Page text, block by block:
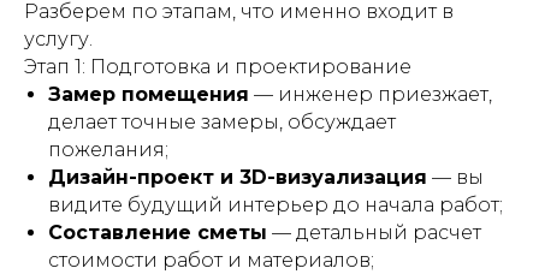
Разберем по этапам, что именно входит в
услугу.
Этап 1: Подготовка и проектирование
Замер помещения — инженер приезжает,
делает точные замеры, обсуждает
пожелания;
Дизайн-проект и 3D-визуализация — вы
видите будущий интерьер до начала работ;
Составление сметы — детальный расчет
стоимости работ и материалов;